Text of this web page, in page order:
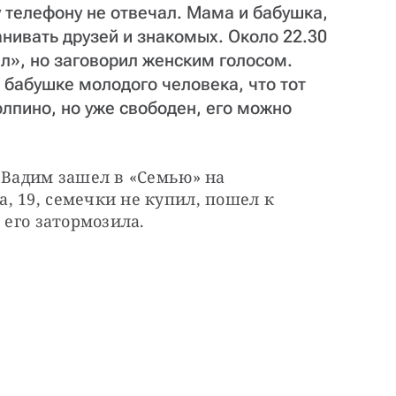
не отвечал. Мама и бабушка,
друзей и знакомых. Около 22.30
но заговорил женским голосом.
молодого человека, что тот
но уже свободен, его можно
зашел в «Семью» на
19, семечки не купил, пошел к
затормозила.